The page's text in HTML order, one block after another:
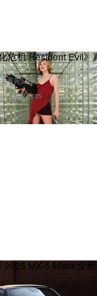
危机 Resident Evil》
率先公开。
Jan 28, 2025
2025 MX-5 Miata 全